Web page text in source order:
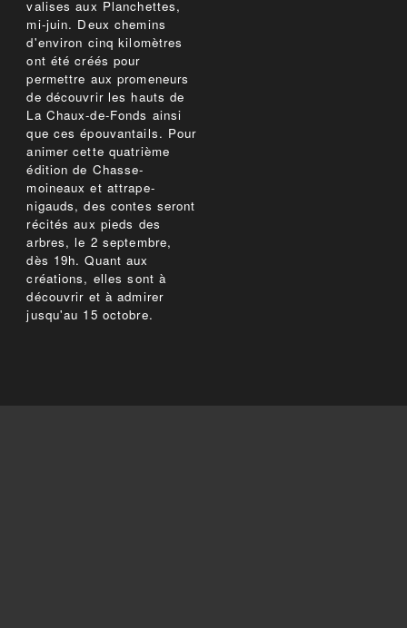
valises aux Planchettes,
mi-juin. Deux chemins
d'environ cinq kilomètres
ont été créés pour
permettre aux promeneurs
de découvrir les hauts de
La Chaux-de-Fonds ainsi
que ces épouvantails. Pour
animer cette quatrième
édition de Chasse-
moineaux et attrape-
nigauds, des contes seront
récités aux pieds des
arbres, le 2 septembre,
dès 19h. Quant aux
créations, elles sont à
découvrir et à admirer
jusqu'au 15 octobre.